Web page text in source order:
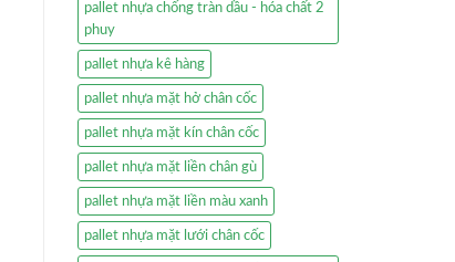
pallet nhựa chống tràn dầu - hóa chất 2
phuy
pallet nhựa kê hàng
pallet nhựa mặt hở chân cốc
pallet nhựa mặt kín chân cốc
pallet nhựa mặt liền chân gù
pallet nhựa mặt liền màu xanh
pallet nhựa mặt lưới chân cốc